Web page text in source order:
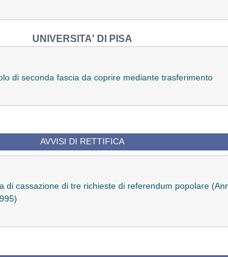
UNIVERSITA' DI PISA
di seconda fascia da coprire mediante trasferimento
AVVISI DI RETTIFICA
di cassazione di tre richieste di referendum popolare